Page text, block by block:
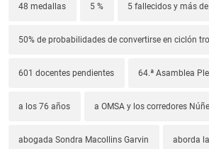
48 medallas 5 % 5 fallecidos y más
50% de probabilidades de convertirse en ciclón
601 docentes pendientes 64.ª Asamblea
a los 76 años a OMSA y los corredores
abogada Sondra Macollins Garvin aborda